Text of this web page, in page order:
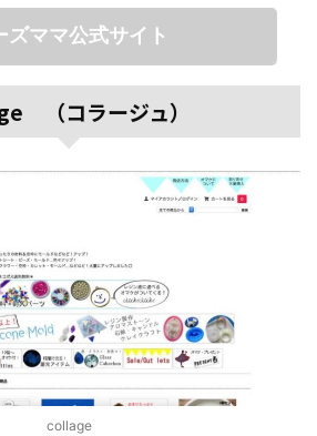
ズママ公式サイト
（コラージュ）
collage